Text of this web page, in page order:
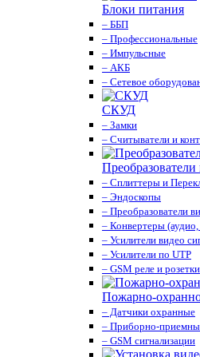
Блоки питания
– ББП
– Профессиональные
– Импульсные
– АКБ
– Сетевое
СКУД
– Замки
– Считыватели и
– Сплиттеры и
– Эндоскопы
– Преобразователи
– Конвертеры
– Усилители видео
– Усилители по UTP
– GSM реле и розетки
Пожарно-
– Датчики охранные
– Приборно-
– GSM сигнализации